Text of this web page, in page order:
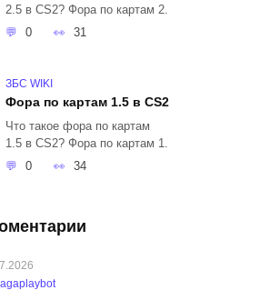
2.5 в CS2? Фора по картам 2.
0
31
ЗБС WIKI
Фора по картам 1.5 в CS2
Что такое фора по картам
1.5 в CS2? Фора по картам 1.
0
34